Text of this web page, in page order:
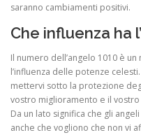
saranno cambiamenti positivi.
Che influenza ha
Il numero dell’angelo 1010 è
l’influenza delle potenze
mettervi sotto la protezione
vostro miglioramento e il
Da un lato significa che gli
anche che vogliono che non vi